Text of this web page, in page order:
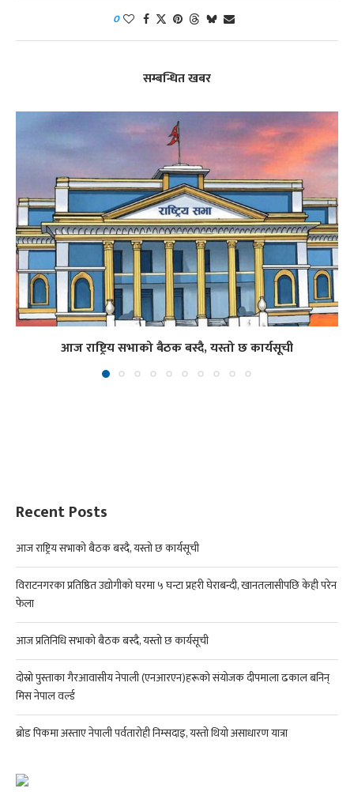
0
सम्बन्धित खबर
आज राष्ट्रिय सभाको बैठक बस्दै, यस्तो छ कार्यसूची
Recent Posts
आज राष्ट्रिय सभाको बैठक बस्दै, यस्तो छ कार्यसूची
विराटनगरका प्रतिष्ठित उद्योगीको घरमा ५ घन्टा प्रहरी घेराबन्दी, खानतलासीपछि केही परेन
फेला
आज प्रतिनिधि सभाको बैठक बस्दै, यस्तो छ कार्यसूची
दोस्रो पुस्ताका गैरआवासीय नेपाली (एनआरएन)हरूको संयोजक दीपमाला ढकाल बनिन्
मिस नेपाल वर्ल्ड
ब्रोड पिकमा अस्ताए नेपाली पर्वतारोही निम्सदाइ, यस्तो थियो असाधारण यात्रा